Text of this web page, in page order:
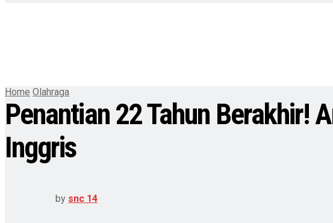
Home Olahraga
Penantian 22 Tahun Berakhir!
Inggris
by snc 14